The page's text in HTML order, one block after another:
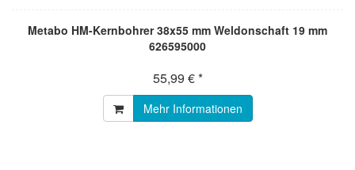
Metabo HM-Kernbohrer 38x55 mm Weldonschaft 19 mm
626595000
55,99 € *
Mehr Informationen